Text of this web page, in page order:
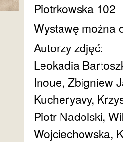
Piotrkowska 102
Wystawę można
Autorzy zdjęć:
Leokadia
Inoue, Zbigniew
Kucheryavy,
Piotr Nadolski,
Wojciechowska,